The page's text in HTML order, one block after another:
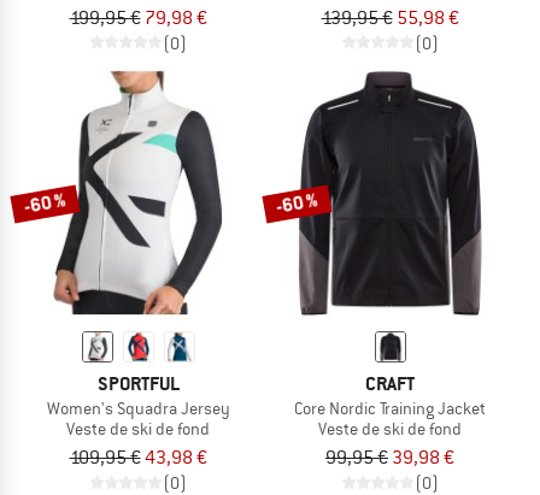
199,95 € 79,98 €
(0)
139,95 € 55,98 €
(0)
-60 %
SPORTFUL
Women's Squadra Jersey
Veste de ski de fond
109,95 €43,98 €
(0)
-60 %
CRAFT
Core Nordic Training Jacket
Veste de ski de fond
99,95 € 39,98 €
(0)